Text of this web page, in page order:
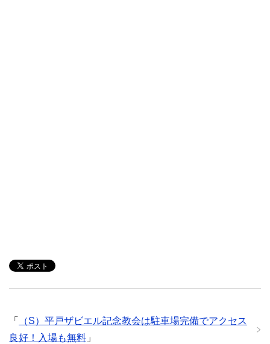
「
（S）平戸ザビエル記念教会は駐車場完備でアクセス
良好！入場も無料 」